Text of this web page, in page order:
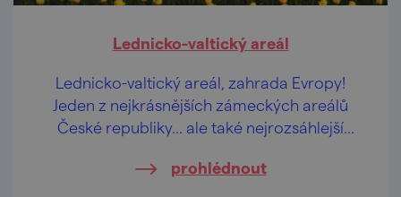
Lednicko-valtický areál
Lednicko-valtický areál, zahrada Evropy!
Jeden z nejkrásnějších zámeckých areálů
České republiky… ale také nejrozsáhlejší
prohlédnout